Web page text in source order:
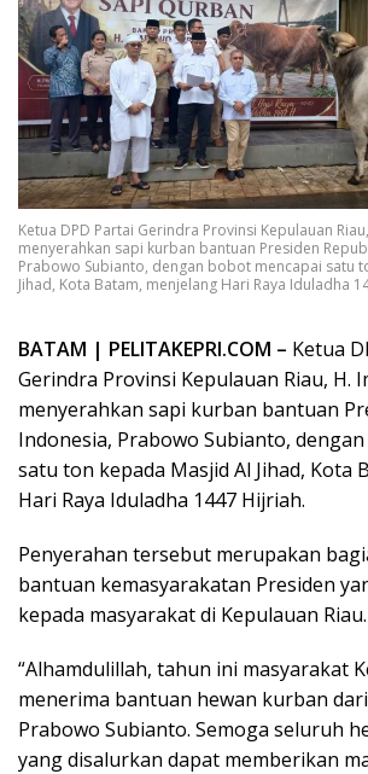
Ketua DPD Partai Gerindra Provinsi Kepulauan
menyerahkan sapi kurban bantuan Presiden
Prabowo Subianto, dengan bobot mencapai satu
Jihad, Kota Batam, menjelang Hari Raya Iduladha
BATAM | PELITAKEPRI.COM – Ketua
Gerindra Provinsi Kepulauan Riau, H.
menyerahkan sapi kurban bantuan
Indonesia, Prabowo Subianto,
satu ton kepada Masjid Al Jihad, Kota
Hari Raya Iduladha 1447 Hijriah.
Penyerahan tersebut merupakan
bantuan kemasyarakatan Presiden
kepada masyarakat di Kepulauan Riau.
“Alhamdulillah, tahun ini masyarakat
menerima bantuan hewan kurban
Prabowo Subianto. Semoga seluruh
yang disalurkan dapat memberikan